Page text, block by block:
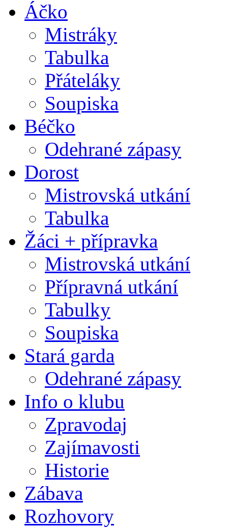
Áčko
Mistráky
Tabulka
Přáteláky
Soupiska
Béčko
Odehrané zápasy
Dorost
Mistrovská utkání
Tabulka
Žáci + přípravka
Mistrovská utkání
Přípravná utkání
Tabulky
Soupiska
Stará garda
Odehrané zápasy
Info o klubu
Zpravodaj
Zajímavosti
Historie
Zábava
Rozhovory